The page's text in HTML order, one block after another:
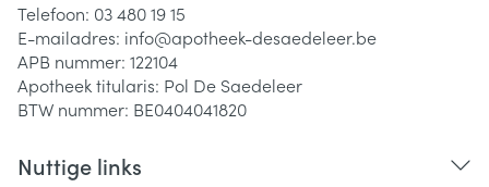
Telefoon: 03 480 19 15
E-mailadres: info@apotheek-desaedeleer.be
APB nummer: 122104
Apotheek titularis: Pol De Saedeleer
BTW nummer: BE0404041820
Nuttige links